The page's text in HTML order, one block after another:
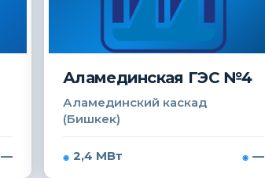
—
Аламединская ГЭС №4
Аламединский каскад
(Бишкек)
2,4 МВт —